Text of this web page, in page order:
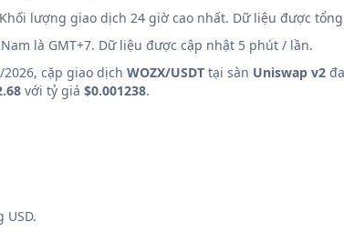
lượng giao dịch 24 giờ cao nhất. Dữ liệu được
là GMT+7. Dữ liệu được cập nhật 5 phút / lần.
cặp giao dịch WOZX/USDT tại sàn Uniswap v2
với tỷ giá $0.001238.